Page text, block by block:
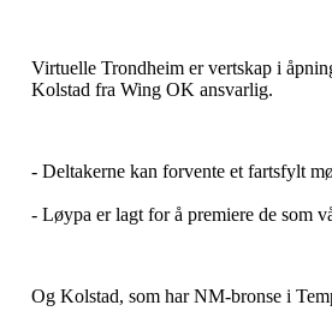
Virtuelle Trondheim er vertskap i
Kolstad fra Wing OK ansvarlig.
- Deltakerne kan forvente et fartsfylt
- Løypa er lagt for å premiere de som
Og Kolstad, som har NM-bronse i